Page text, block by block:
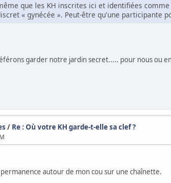
que les KH inscrites ici et identifiées
« gynécée ». Peut-être qu'une participante
garder notre jardin secret..... pour nous ou
/ Re : Où votre KH garde-t-elle sa clef ?
permanence autour de mon cou sur une chaînette.